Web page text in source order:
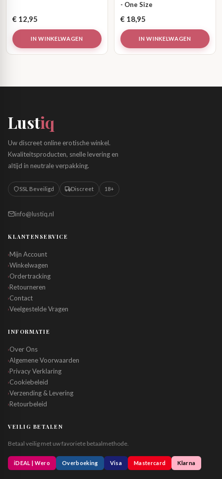
€ 12,95
IN WINKELWAGEN
- One Size
€ 18,95
IN WINKELWAGEN
Lustiq
Uw discreet online erotische winkel.
Kwaliteitsproducten, snelle levering en
altijd in neutrale verpakking.
SSL Beveiligd Discreet 18+
info@lustiq.nl
KLANTENSERVICE
›Mijn Account
›Winkelwagen
›Ordertracking
›Retourneren
›Contact
›Veelgestelde Vragen
INFORMATIE
›Over Ons
›Algemene Voorwaarden
›Privacy Verklaring
›Cookiebeleid
›Verzending & Levering
›Retourbeleid
VEILIG BETALEN
Betaal veilig met uw favoriete betaalmethode.
iDEAL | Wero Overboeking Visa Mastercard Klarna